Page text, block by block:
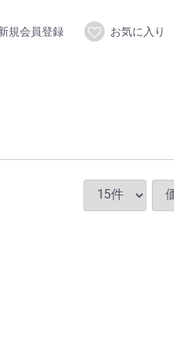
規会員登録 お気に入り